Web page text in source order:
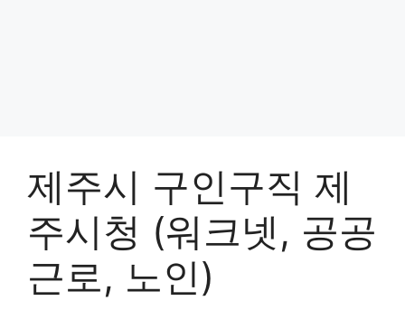
제주시 구인구직 제
주시청 (워크넷, 공공
근로, 노인)